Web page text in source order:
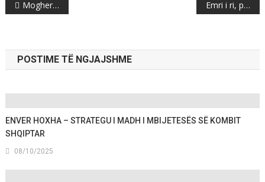
navigation
Mogherini dhe Hahn: Kjo është marrëveshje historike Emri i ri, protestë para kuvendit të Maqedonisë
POSTIME TË NGJAJSHME
ENVER HOXHA – STRATEGU I MADH I MBIJETESËS SË KOMBIT
SHQIPTAR
08/10/2025